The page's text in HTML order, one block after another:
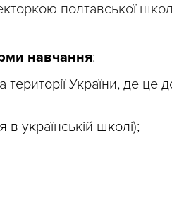
полтавської
навчання:
України, де це
українській школі);